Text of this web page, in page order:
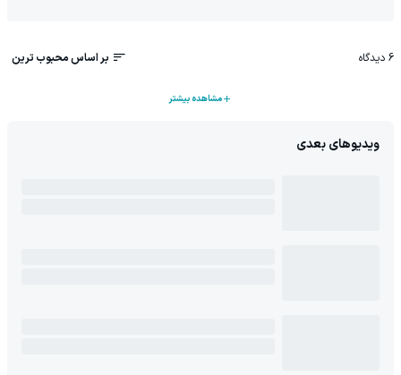
6 دیدگاه بر اساس محبوب ترین
مشاهده بیشتر
ویدیوهای بعدی